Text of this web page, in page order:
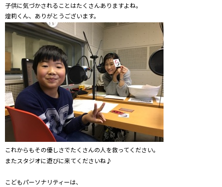
子供に気づかされることはたくさんありますよね。
煌莉くん、ありがとうございます。
これからもその優しさでたくさんの人を救ってください。
またスタジオに遊びに来てくださいね♪
こどもパーソナリティーは、